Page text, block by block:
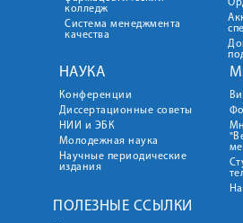
колледж
Система менеджмента
качества
НАУКА
Конференции
Диссертационные советы
НИИ и ЭБК
Молодежная наука
Научные периодические
издания
ПОЛЕЗНЫЕ ССЫЛКИ